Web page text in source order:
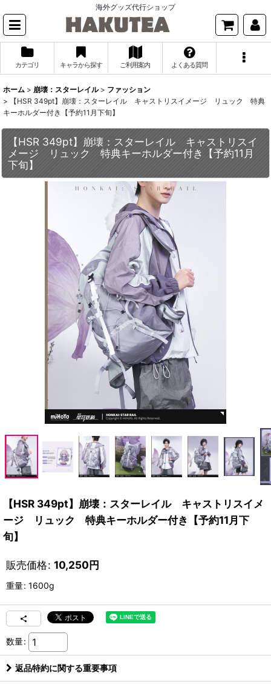
海外グッズ代行ショップ
カテゴリ キャラから探す ご利用案内 よくある質問
ホーム > 崩壊：スターレイル > ファッション
>
【HSR 349pt】崩壊：スターレイル キャストリスイメージ リュック 特典
キーホルダー付き【予約11月下旬】
【HSR 349pt】崩壊：スターレイル キャストリスイ
メージ リュック 特典キーホルダー付き【予約11月
下旬】
【HSR 349pt】崩壊：スターレイル キャストリスイメ
ージ リュック 特典キーホルダー付き【予約11月下
旬】
販売価格: 10,250円
重量: 1600g
数量:
返品特約に関する重要事項